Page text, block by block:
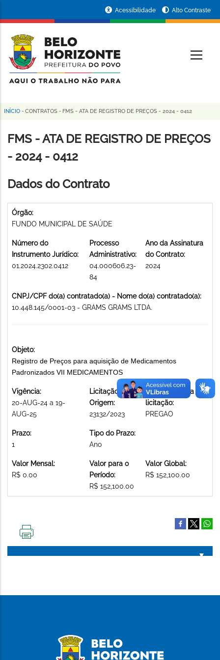
conteúdo
principal
da
Prefeitura
de
Horizonte
Acessibilidade Alto Contraste
Trilha
de
navegação
INÍCIO - CONTRATOS - FMS - ATA DE REGISTRO DE PREÇOS - 2024 - 0412
FMS - ATA DE REGISTRO DE PREÇOS
- 2024 - 0412
Dados do Contrato
Órgão:
FUNDO MUNICIPAL DE SAÚDE
Número do
Instrumento Jurídico:
01.2024.2302.0412
Processo
Administrativo:
04.000606.23-
84
Ano da Assinatura
do Contrato:
2024
CNPJ/CPF do(a) contratado(a) - Nome do(a) contratado(a):
10.448.145/0001-03 - GRAMS GRAMS LTDA.
Objeto:
Registro de Preços para aquisição de Medicamentos
Padronizados VII MEDICAMENTOS
Vigência:
20-AUG-24 a 19-
AUG-25
Licitação de
Origem:
23132/2023
Modalidade da
licitação:
PREGAO
Prazo:
1
Tipo do Prazo:
Ano
Valor Mensal:
R$ 0.00
Valor para o
Período:
R$ 152,100.00
Valor Global:
R$ 152,100.00
PÁGINA